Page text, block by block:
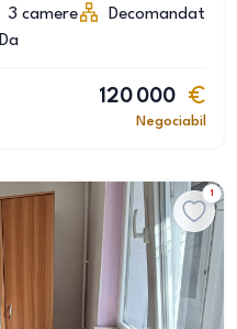
3 camere
Decomandat
Da
120 000
Negociabil
1